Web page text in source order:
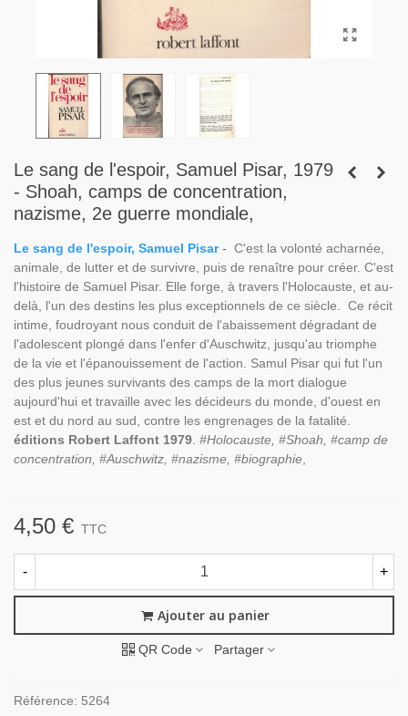
Le sang de l'espoir, Samuel Pisar, 1979
- Shoah, camps de concentration,
nazisme, 2e guerre mondiale,
Le sang de l'espoir, Samuel Pisar- C'est la volonté acharnée,
animale, de lutter et de survivre, puis de renaître pour créer. C'est
l'histoire de Samuel Pisar. Elle forge, à travers l'Holocauste, et au-
delà, l'un des destins les plus exceptionnels de ce siècle. Ce récit
intime, foudroyant nous conduit de l'abaissement dégradant de
l'adolescent plongé dans l'enfer d'Auschwitz, jusqu'au triomphe
de la vie et l'épanouissement de l'action. Samul Pisar qui fut l'un
des plus jeunes survivants des camps de la mort dialogue
aujourd'hui et travaille avec les décideurs du monde, d'ouest en
est et du nord au sud, contre les engrenages de la fatalité.
éditions Robert Laffont 1979 #Holocauste, #Shoah, #camp de
concentration, #Auschwitz, #nazisme, #biographie
4,50 € TTC
- +
Ajouter au panier
QR Code Partager
Référence: 5264